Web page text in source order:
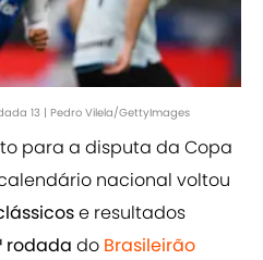
13 | Pedro Vilela/GettyImages
para a disputa da Copa
nacional voltou
e resultados
rodada do Brasileirão